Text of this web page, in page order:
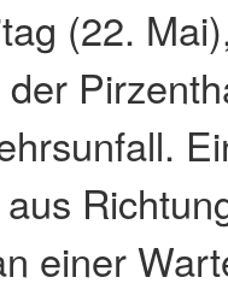
(22.
einer